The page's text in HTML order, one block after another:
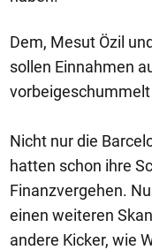
Dem, Mesut Özil
sollen Einnahmen
Nicht nur die
hatten schon ihre
Finanzvergehen.
einen weiteren
andere Kicker, wie